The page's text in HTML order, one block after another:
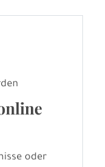
oder